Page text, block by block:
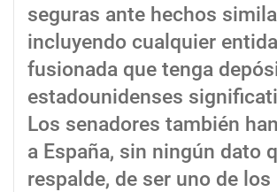
seguras ante hechos
incluyendo cualquier
fusionada que tenga
estadounidenses
Los senadores también
a España, sin ningún dato
respalde, de ser uno de los